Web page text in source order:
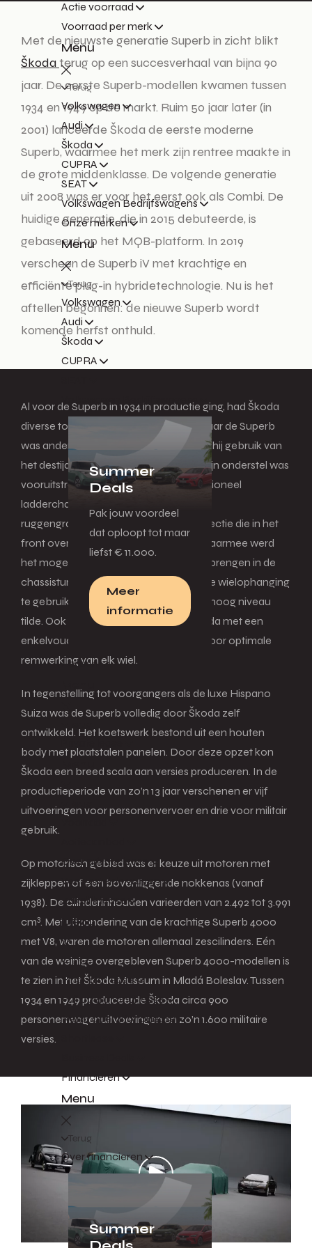
Actie voorraad
Voorraad per merk
Menu
Terug
Volkswagen
Audi
Škoda
CUPRA
SEAT
Volkswagen Bedrijfswagens
Onze merken
Menu
Terug
Volkswagen
Audi
Škoda
CUPRA
Volkswagen Bedrijfswagens
Summer
Deals
Pak jouw voordeel
dat oploopt tot maar
liefst € 11.000.
Meer
informatie
Leasen
Over private lease
Veelgestelde vragen
Zakelijk lease
Menu
Terug
Financial lease
Full operational lease
Netto operational lease
Financieren
Menu
Terug
Over financieren
Summer
Met de nieuwste generatie Superb in zicht blikt
Škodaterug op een succesverhaal van bijna 90
jaar. De eerste Superb-modellen kwamen tussen
1934 en 1949 op de markt. Ruim 50 jaar later (in
2001) lanceerde Škoda de eerste moderne
Superb, waarmee het merk zijn rentree maakte in
de grote middenklasse. De volgende generatie
uit 2008 was er voor het eerst ook als Combi. De
huidige generatie, die in 2015 debuteerde, is
gebaseerd op het MQB-platform. In 2019
verscheen de Superb iV met krachtige en
efficiënte plug-in hybridetechnologie. Nu is het
aftellen begonnen: de nieuwe Superb wordt
komende herfst onthuld.
Al voor de Superb in 1934 in productie ging, had Škoda
diverse topmodellen geproduceerd. Maar de Superb
was anders en innovatiever. Zo maakte hij gebruik van
het destijds nieuwe 12V-systeem. Ook zijn onderstel was
vooruitstrevend. In plaats van een traditioneel
ladderchassis beschikte hij over een
ruggengraatchassis met een centrale sectie die in het
front overging in twee aparte balken. Daarmee werd
het mogelijk om de aandrijfas onder te brengen in de
chassistunnel én om een onafhankelijke wielophanging
te gebruiken, die het comfort naar een hoog niveau
tilde. Ook was de Superb de eerste Škoda met een
enkelvoudig hydraulisch remsysteem voor optimale
remwerking van elk wiel.
In tegenstelling tot voorgangers als de luxe Hispano
Suiza was de Superb volledig door Škoda zelf
ontwikkeld. Het koetswerk bestond uit een houten
body met plaatstalen panelen. Door deze opzet kon
Škoda een breed scala aan versies produceren. In de
productieperiode van zo’n 13 jaar verschenen er vijf
uitvoeringen voor personenvervoer en drie voor militair
gebruik.
Op motorisch gebied was er keuze uit motoren met
zijkleppen of een bovenliggende nokkenas (vanaf
1938). De cilinderinhouden varieerden van 2.492 tot 3.991
cm3. Met uitzondering van de krachtige Superb 4000
met V8, waren de motoren allemaal zescilinders. Eén
van de weinige overgebleven Superb 4000-modellen is
te zien in het Škoda Museum in Mladá Boleslav. Tussen
1934 en 1949 produceerde Škoda circa 900
personenwagenuitvoeringen en zo’n 1.600 militaire
versies.